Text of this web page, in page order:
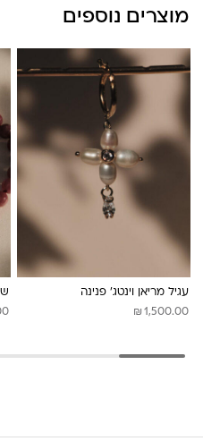
מוצרים נוספים
עגיל מריאן וינטג׳ פנינה
₪ 1,500.00